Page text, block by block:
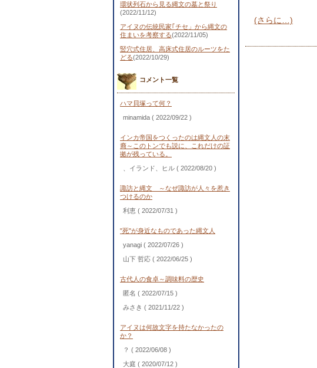
環状列石から見る縄文の墓と祭り
(2022/11/12)
アイヌの伝統民家｢チセ」から縄文の
住まいを考察する(2022/11/05)
竪穴式住居、高床式住居のルーツをた
どる(2022/10/29)
コメント一覧
ハマ貝塚って何？
minamida ( 2022/09/22 )
インカ帝国をつくったのは縄文人の末
裔～このトンでも説に、これだけの証
拠が残っている。
、イランド、ヒル ( 2022/08/20 )
諏訪と縄文 ～なぜ諏訪が人々を惹き
つけるのか
利恵 ( 2022/07/31 )
"死"が身近なものであった縄文人
yanagi ( 2022/07/26 )
山下 哲応 ( 2022/06/25 )
古代人の食卓～調味料の歴史
匿名 ( 2022/07/15 )
みさき ( 2021/11/22 )
アイヌは何故文字を持たなかったの
か？
？ ( 2022/06/08 )
大庭 ( 2020/07/12 )
(さらに…)